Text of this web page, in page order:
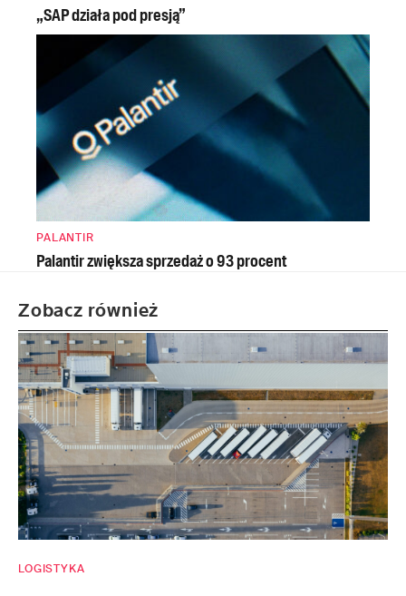
„SAP działa pod presją”
PALANTIR
Palantir zwiększa sprzedaż o 93 procent
Zobacz również
LOGISTYKA